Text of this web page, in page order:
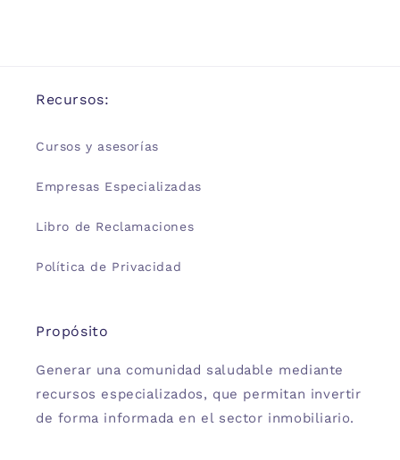
Recursos:
Cursos y asesorías
Empresas Especializadas
Libro de Reclamaciones
Política de Privacidad
Propósito
Generar una comunidad saludable mediante
recursos especializados, que permitan invertir
de forma informada en el sector inmobiliario.